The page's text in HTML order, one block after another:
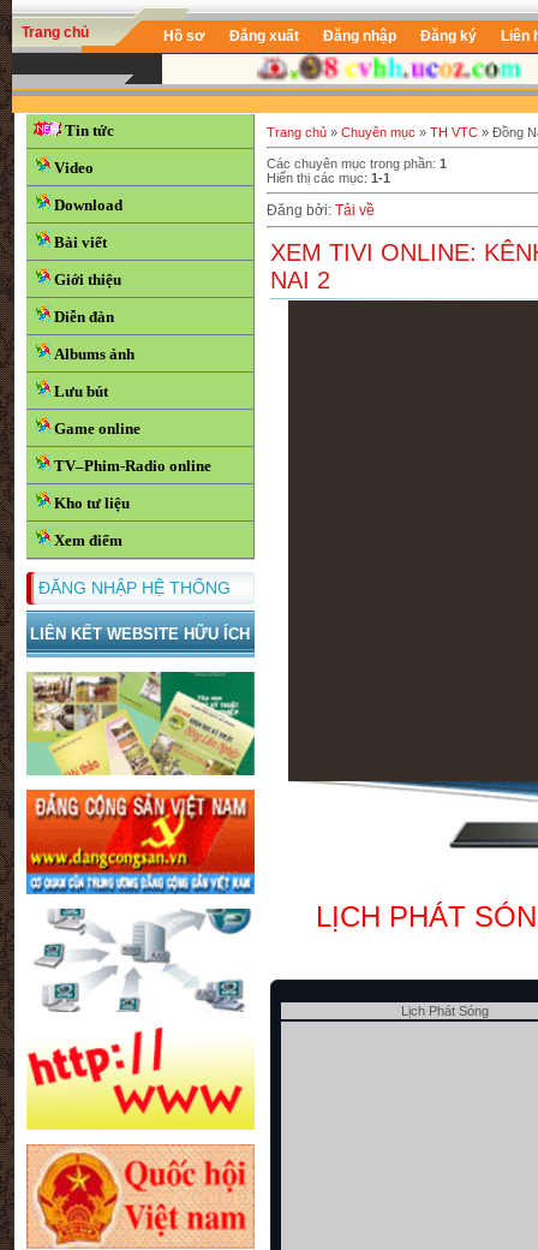
Trang chủ Hồ sơ Đăng xuất Đăng nhập Đăng ký Liên
Tin tức
Video
Download
Bài viết
Giới thiệu
Diễn đàn
Albums ảnh
Lưu bút
Game online
TV–Phim-Radio online
Kho tư liệu
Xem điểm
ĐĂNG NHẬP HỆ THỐNG
LIÊN KẾT WEBSITE HỮU ÍCH
Trang chủ» Chuyên mục » TH VTC» Đồng
Các chuyên mục trong phần: 1
Hiển thị các mục: 1-1
Đăng bởi: Tải về
XEM TIVI ONLINE:
NAI 2
LỊCH PHÁT
Lịch Phát Sóng